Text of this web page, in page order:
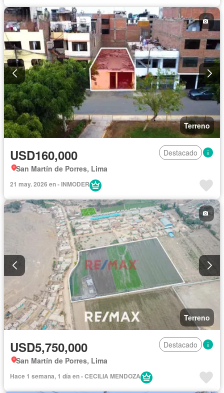
Terreno
USD160,000
Destacado
San Martín de Porres, Lima
21 may. 2026 en - INMODER
Terreno
USD5,750,000
Destacado
San Martín de Porres, Lima
Hace 1 semana, 1 día en - CECILIA MENDOZA